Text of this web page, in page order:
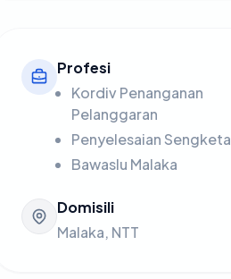
Profesi
Kordiv Penanganan
Pelanggaran
Penyelesaian Sengketa
Bawaslu Malaka
Domisili
Malaka, NTT